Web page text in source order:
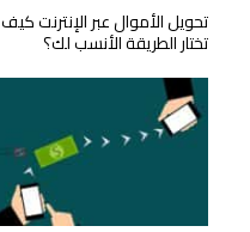
تحويل الأموال عبر الإنترنت كيف
تختار الطريقة الأنسب لك؟